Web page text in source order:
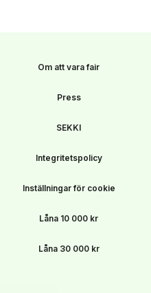
Om att vara fair
Press
SEKKI
Integritetspolicy
Inställningar för cookie
Låna 10 000 kr
Låna 30 000 kr